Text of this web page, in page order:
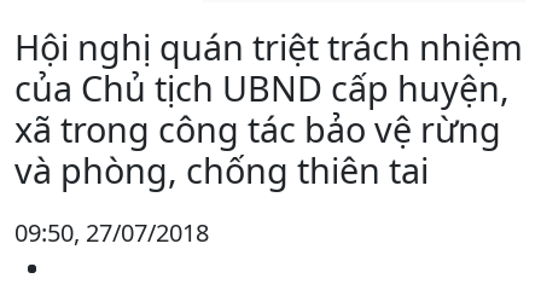
Hội nghị quán triệt trách nhiệm
của Chủ tịch UBND cấp huyện,
xã trong công tác bảo vệ rừng
và phòng, chống thiên tai
09:50, 27/07/2018